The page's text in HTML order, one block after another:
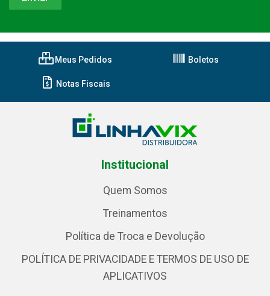
Meus Pedidos Boletos
Notas Fiscais
Institucional
Quem Somos
Treinamentos
Política de Troca e Devolução
POLÍTICA DE PRIVACIDADE E TERMOS DE USO DE
APLICATIVOS